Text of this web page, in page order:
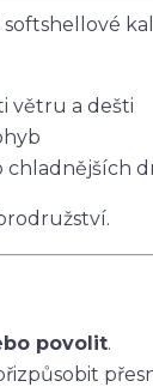
větru a dešti
chladnějších
povolit.